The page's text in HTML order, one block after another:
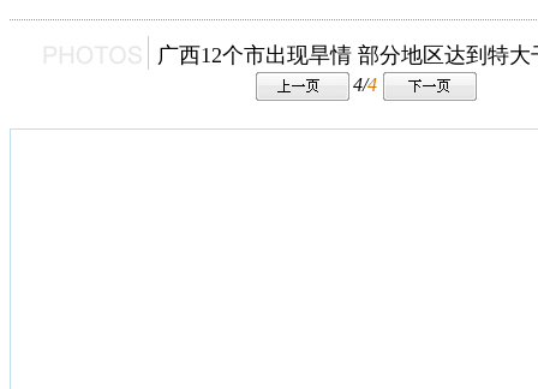
广西12个市出现旱情 部分地区达到特大
4/4